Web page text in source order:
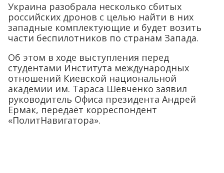
Украина разобрала несколько сбитых
российских дронов с целью найти в них
западные комплектующие и будет возить
части беспилотников по странам Запада.
Об этом в ходе выступления перед
студентами Института международных
отношений Киевской национальной
академии им. Тараса Шевченко заявил
руководитель Офиса президента Андрей
Ермак, передаёт корреспондент
«ПолитНавигатора».